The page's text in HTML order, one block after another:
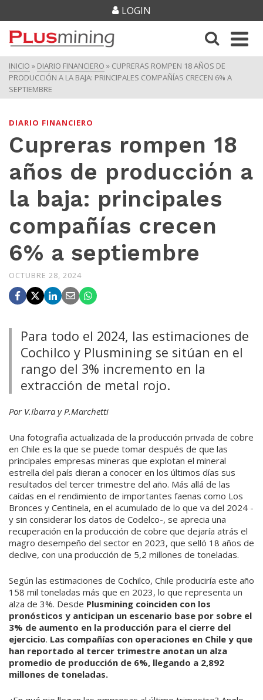
LOGIN
INICIO » DIARIO FINANCIERO » CUPRERAS ROMPEN 18 AÑOS DE
PRODUCCIÓN A LA BAJA: PRINCIPALES COMPAÑÍAS CRECEN 6% A
SEPTIEMBRE
DIARIO FINANCIERO
Cupreras rompen 18
años de producción a
la baja: principales
compañías crecen
6% a septiembre
OCTUBRE 28, 2024
Para todo el 2024, las estimaciones de
Cochilco y Plusmining se sitúan en el
rango del 3% incremento en la
extracción de metal rojo.
Por V.Ibarra y P.Marchetti
Una fotografia actualizada de la producción privada de cobre
en Chile es la que se puede tomar después de que las
principales empresas mineras que explotan el mineral
estrella del país dieran a conocer en los últimos días sus
resultados del tercer trimestre del año. Más allá de las
caídas en el rendimiento de importantes faenas como Los
Bronces y Centinela, en el acumulado de lo que va del 2024 -
y sin considerar los datos de Codelco-, se aprecia una
recuperación en la producción de cobre que dejaría atrás el
magro desempeño del sector en 2023, que selló 18 años de
declive, con una producción de 5,2 millones de toneladas.
Según las estimaciones de Cochilco, Chile produciría este año
158 mil toneladas más que en 2023, lo que representa un
alza de 3%. Desde Plusmining coinciden con los
pronósticos y anticipan un escenario base por sobre el
3% de aumento en la producción para el cierre del
ejercicio. Las compañías con operaciones en Chile y que
han reportado al tercer trimestre anotan un alza
promedio de producción de 6%, llegando a 2,892
millones de toneladas.